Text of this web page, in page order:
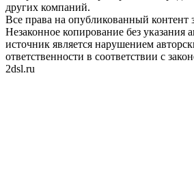
других компаний.
Все права на опубликованный
Незаконное копирование без указания
источник является нарушением
ответственности в соответствии с
2dsl.ru